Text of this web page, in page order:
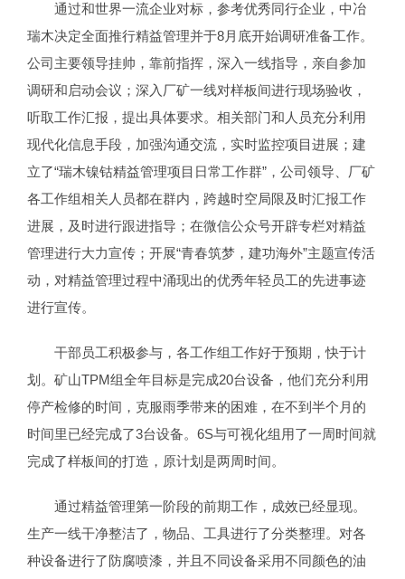
通过和世界一流企业对标，参考优秀同行企业，中冶
瑞木决定全面推行精益管理并于8月底开始调研准备工作。
公司主要领导挂帅，靠前指挥，深入一线指导，亲自参加
调研和启动会议；深入厂矿一线对样板间进行现场验收，
听取工作汇报，提出具体要求。相关部门和人员充分利用
现代化信息手段，加强沟通交流，实时监控项目进展；建
立了“瑞木镍钴精益管理项目日常工作群”，公司领导、厂矿
各工作组相关人员都在群内，跨越时空局限及时汇报工作
进展，及时进行跟进指导；在微信公众号开辟专栏对精益
管理进行大力宣传；开展“青春筑梦，建功海外”主题宣传活
动，对精益管理过程中涌现出的优秀年轻员工的先进事迹
进行宣传。
干部员工积极参与，各工作组工作好于预期，快于计
划。矿山TPM组全年目标是完成20台设备，他们充分利用
停产检修的时间，克服雨季带来的困难，在不到半个月的
时间里已经完成了3台设备。6S与可视化组用了一周时间就
完成了样板间的打造，原计划是两周时间。
通过精益管理第一阶段的前期工作，成效已经显现。
生产一线干净整洁了，物品、工具进行了分类整理。对各
种设备进行了防腐喷漆，并且不同设备采用不同颜色的油